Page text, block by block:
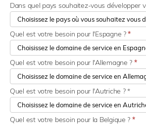
Dans quel pays souhaitez-vous développer
Quel est votre besoin pour l'Espagne ?*
Quel est votre besoin pour l'Allemagne ? *
Quel est votre besoin pour l'Autriche ? *
Quel est votre besoin pour la Belgique ? *